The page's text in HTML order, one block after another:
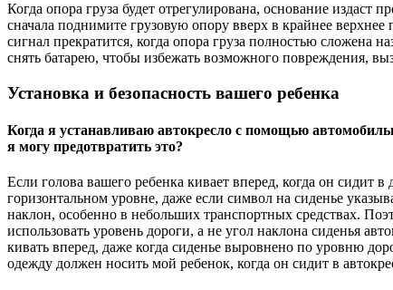
Когда опора груза будет отрегулирована, основание
сначала поднимите грузовую опору вверх в крайнее
сигнал прекратится, когда опора груза полностью сложена
снять батарею, чтобы избежать возможного повреждения,
Установка и безопасность вашего ребенка
Когда я устанавливаю автокресло с помощью
я могу предотвратить это?
Если голова вашего ребенка кивает вперед, когда он сидит
горизонтальном уровне, даже если символ на сиденье
наклон, особенно в небольших транспортных средствах.
использовать уровень дороги, а не угол наклона сиденья
кивать вперед, даже когда сиденье выровнено по уровню
одежду должен носить мой ребенок, когда он сидит в